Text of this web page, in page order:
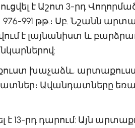
է Աշոտ 3-րդ
991 թթ.։ Սբ. Նշանն
է լայնանիստ և
խաչաձև,
Ավանդատները
է 13-րդ դարում: Այն